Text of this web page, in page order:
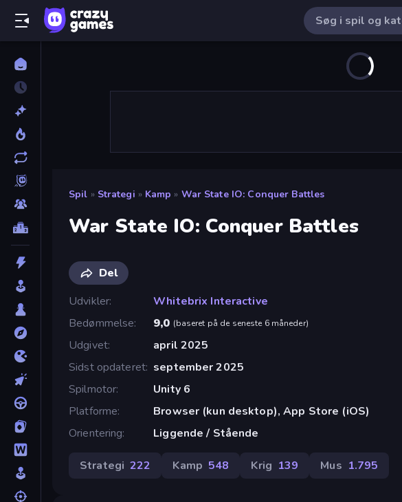
Spil » Strategi » Kamp » War State IO: Conquer Battles
War State IO: Conquer Battles
Del
Udvikler
Whitebrix Interactive
Bedømmelse
9,0 (baseret på de seneste 6 måneder)
Udgivet
april 2025
Sidst opdateret september 2025
Spilmotor
Unity 6
Platforme
Browser (kun desktop), App Store (iOS)
Orientering
Liggende / Stående
Strategi 222 Kamp 548 Krig 139 Mus 1.795